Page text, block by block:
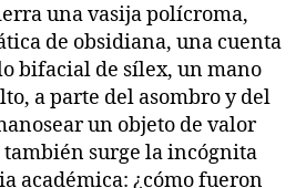
una vasija polícroma,
de obsidiana, una cuenta
bifacial de sílex, un mano
a parte del asombro y del
un objeto de valor
surge la incógnita
académica: ¿cómo fueron